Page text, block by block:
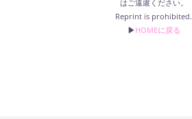
はご遠慮ください。
Reprint is prohibited.
▶︎HOMEに戻る